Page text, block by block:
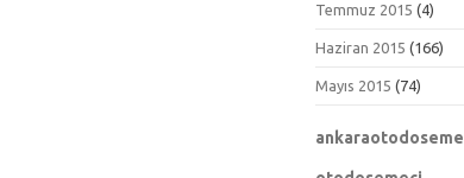
Temmuz 2015 (4)
Haziran 2015 (166)
Mayıs 2015 (74)
ankaraotodoseme